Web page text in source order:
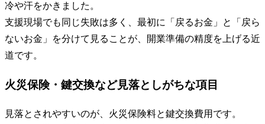
冷や汗をかきました。
支援現場でも同じ失敗は多く、最初に「戻るお金」と「戻ら
ないお金」を分けて見ることが、開業準備の精度を上げる近
道です。
火災保険・鍵交換など見落としがちな項目
見落とされやすいのが、火災保険料と鍵交換費用です。